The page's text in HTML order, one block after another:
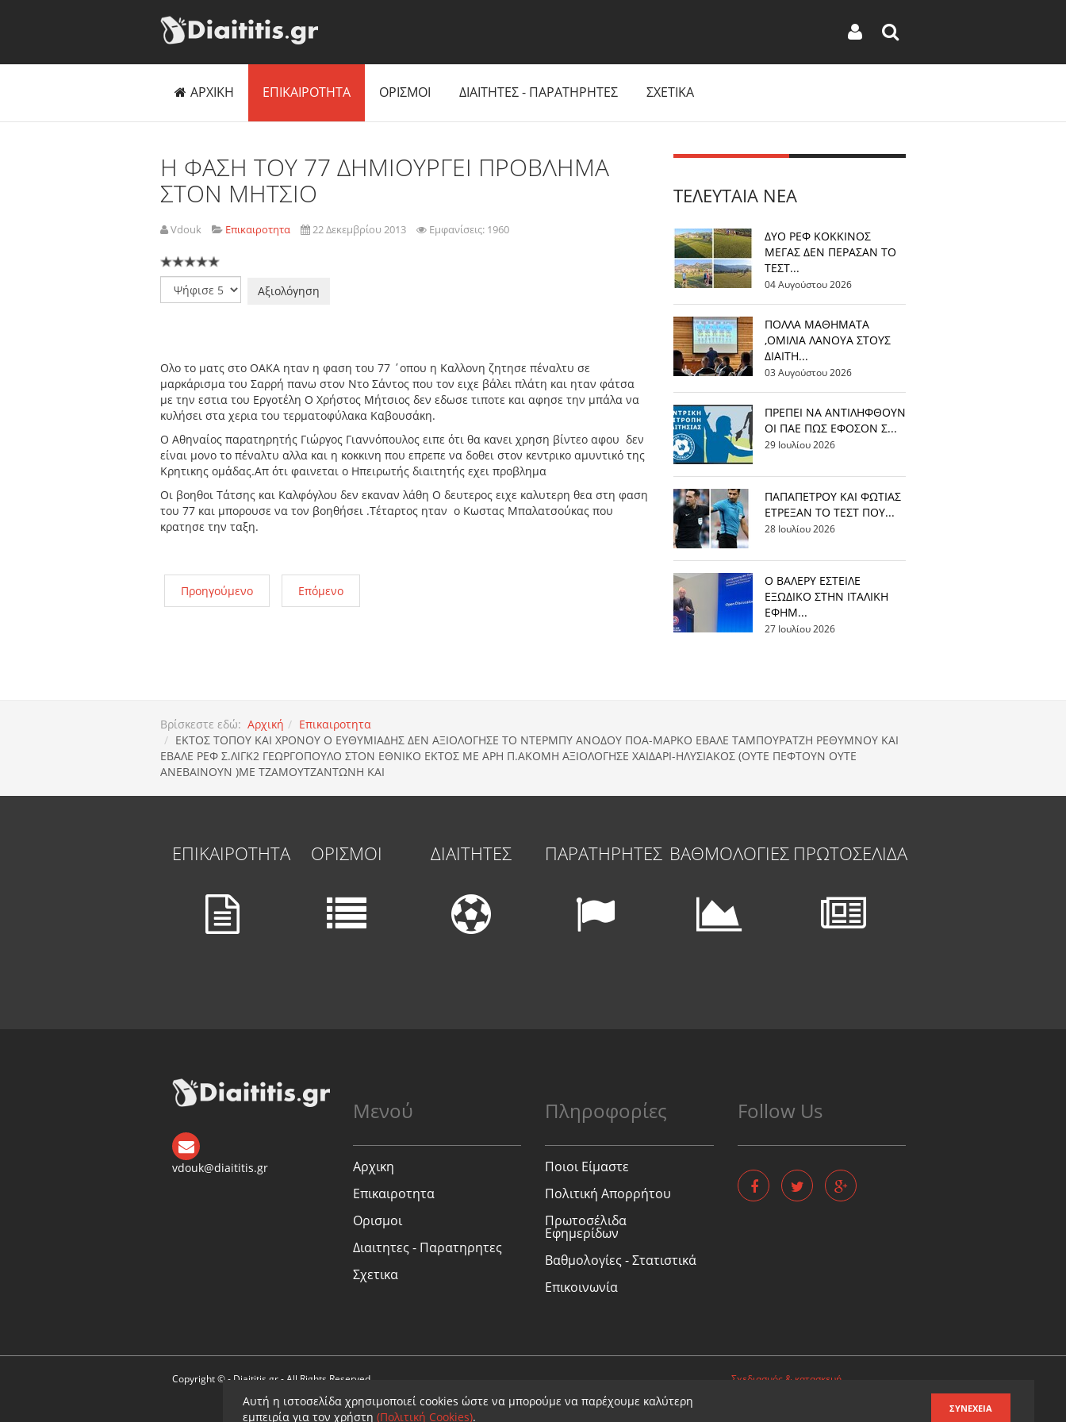
ΑΡΧΙΚΗ ΕΠΙΚΑΙΡΟΤΗΤΑ ΟΡΙΣΜΟΙ ΔΙΑΙΤΗΤΕΣ - ΠΑΡΑΤΗΡΗΤΕΣ ΣΧΕΤΙΚΑ
Η ΦΑΣΗ ΤΟΥ 77 ΔΗΜΙΟΥΡΓΕΙ ΠΡΟΒΛΗΜΑ
ΣΤΟΝ ΜΗΤΣΙΟ
Vdouk Επικαιροτητα 22 Δεκεμβρίου 2013 Εμφανίσεις: 1960
Παρακαλώ
αξιολογήστε
Ολο το ματς στο ΟΑΚΑ ηταν η φαση του 77 ΄οπου η Καλλονη ζητησε πέναλτυ σε
μαρκάρισμα του Σαρρή πανω στον Ντο Σάντος που τον ειχε βάλει πλάτη και ηταν φάτσα
με την εστια του Εργοτέλη Ο Χρήστος Μήτσιος δεν εδωσε τιποτε και αφησε την μπάλα να
κυλήσει στα χερια του τερματοφύλακα Καβουσάκη.
Ο Αθηναίος παρατηρητής Γιώργος Γιαννόπουλος ειπε ότι θα κανει χρηση βίντεο αφου δεν
είναι μονο το πέναλτυ αλλα και η κοκκινη που επρεπε να δοθει στον κεντρικο αμυντικό της
Κρητικης ομάδας.Απ ότι φαινεται ο Ηπειρωτής διαιτητής εχει προβλημα
Οι βοηθοι Τάτσης και Καλφόγλου δεν εκαναν λάθη Ο δευτερος ειχε καλυτερη θεα στη φαση
του 77 και μπορουσε να τον βοηθήσει .Τέταρτος ηταν ο Κωστας Μπαλατσούκας που
κρατησε την ταξη.
Προηγούμενο Επόμενο
ΤΕΛΕΥΤΑΊΑ ΝΈΑ
ΔΥΟ ΡΕΦ ΚΟΚΚΙΝΟΣ
ΜΕΓΑΣ ΔΕΝ ΠΕΡΑΣΑΝ ΤΟ
ΤΕΣΤ...
04 Αυγούστου 2026
ΠΟΛΛΑ ΜΑΘΗΜΑΤΑ
,ΟΜΙΛΙΑ ΛΑΝΟΥΑ ΣΤΟΥΣ
ΔΙΑΙΤΗ...
03 Αυγούστου 2026
ΠΡΕΠΕΙ ΝΑ ΑΝΤΙΛΗΦΘΟΥΝ
ΟΙ ΠΑΕ ΠΩΣ ΕΦΟΣΟΝ Σ...
29 Ιουλίου 2026
ΠΑΠΑΠΕΤΡΟΥ ΚΑΙ ΦΩΤΙΑΣ
ΕΤΡΕΞΑΝ ΤΟ ΤΕΣΤ ΠΟΥ...
28 Ιουλίου 2026
Ο ΒΑΛΕΡΥ ΕΣΤΕΙΛΕ
ΕΞΩΔΙΚΟ ΣΤΗΝ ΙΤΑΛΙΚΗ
ΕΦΗΜ...
27 Ιουλίου 2026
Βρίσκεστε εδώ: Αρχική
Επικαιροτητα
ΕΚΤΟΣ ΤΟΠΟΥ ΚΑΙ ΧΡΟΝΟΥ Ο ΕΥΘΥΜΙΑΔΗΣ ΔΕΝ ΑΞΙΟΛΟΓΗΣΕ ΤΟ ΝΤΕΡΜΠΥ ΑΝΟΔΟΥ ΠΟΑ-ΜΑΡΚΟ ΕΒΑΛΕ ΤΑΜΠΟΥΡΑΤΖΗ ΡΕΘΥΜΝΟΥ ΚΑΙ
ΕΒΑΛΕ ΡΕΦ Σ.ΛΙΓΚ2 ΓΕΩΡΓΟΠΟΥΛΟ ΣΤΟΝ ΕΘΝΙΚΟ ΕΚΤΟΣ ΜΕ ΑΡΗ Π.ΑΚΟΜΗ ΑΞΙΟΛΟΓΗΣΕ ΧΑΙΔΑΡΙ-ΗΛΥΣΙΑΚΟΣ (ΟΥΤΕ ΠΕΦΤΟΥΝ ΟΥΤΕ
ΑΝΕΒΑΙΝΟΥΝ )ΜΕ ΤΖΑΜΟΥΤΖΑΝΤΩΝΗ ΚΑΙ
ΕΠΙΚΑΙΡΟΤΗΤΑ ΟΡΙΣΜΟΙ ΔΙΑΙΤΗΤΕΣ ΠΑΡΑΤΗΡΗΤΕΣ ΒΑΘΜΟΛΟΓΙΕΣ ΠΡΩΤΟΣΕΛΙΔΑ
vdouk@diaititis.gr
Μενού
Αρχικη
Επικαιροτητα
Ορισμοι
Διαιτητες - Παρατηρητες
Σχετικα
Πληροφορίες
Ποιοι Είμαστε
Πολιτική Απορρήτου
Πρωτοσέλιδα
Εφημερίδων
Βαθμολογίες - Στατιστικά
Επικοινωνία
Follow Us
Copyright © - Diaititis.gr - All Rights Reserved.
Σχεδιασμός & κατασκευή
Αυτή η ιστοσελίδα χρησιμοποιεί cookies ώστε να μπορούμε να παρέχουμε καλύτερη
εμπειρία για τον χρήστη (Πολιτική Cookies).
ΣΥΝΈΧΕΙΑ